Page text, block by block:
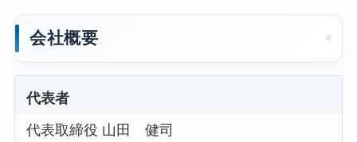
会社概要
代表者
代表取締役 山田 健司